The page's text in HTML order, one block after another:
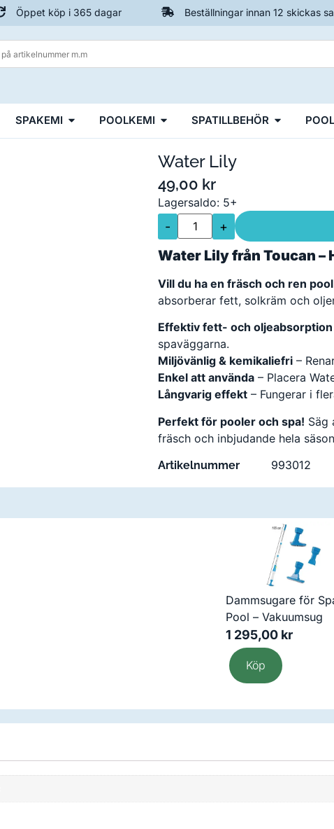
Öppet köp i 365 dagar Beställningar innan 12 skickas
SPAKEMI POOLKEMI SPATILLBEHÖR
Water Lily
49,00 kr
Lagersaldo: 5+
- +
Water Lily från Toucan –
Vill du ha en fräsch och ren
absorberar fett, solkräm och
Effektiv fett- och oljeabsorption
spaväggarna.
Miljövänlig & kemikaliefri –
Enkel att använda – Placera
Långvarig effekt – Fungerar i
Perfekt för pooler och spa! Säg
fräsch och inbjudande hela
Artikelnummer 993012
Dammsugare för
Pool – Vakuumsug
1 295,00 kr
Köp